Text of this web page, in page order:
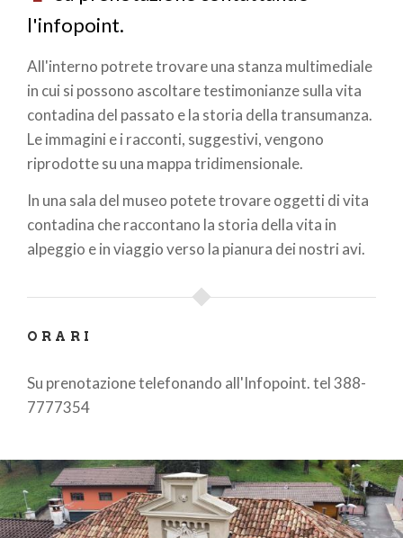
l'infopoint.
All'interno potrete trovare una stanza multimediale
in cui si possono ascoltare testimonianze sulla vita
contadina del passato e la storia della transumanza.
Le immagini e i racconti, suggestivi, vengono
riprodotte su una mappa tridimensionale.
In una sala del museo potete trovare oggetti di vita
contadina che raccontano la storia della vita in
alpeggio e in viaggio verso la pianura dei nostri avi.
ORARI
Su prenotazione telefonando all'Infopoint. tel 388-
7777354